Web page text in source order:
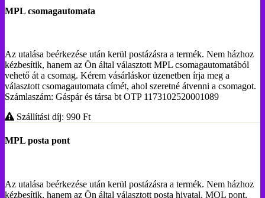
MPL csomagautomata
Az utalása beérkezése után kerül postázásra a termék. Nem házhoz
kézbesítik, hanem az Ön által választott MPL csomagautomatából
vehető át a csomag. Kérem vásárláskor üzenetben írja meg a
választott csomagautomata címét, ahol szeretné átvenni a csomagot.
Számlaszám: Gáspár és társa bt OTP 1173102520001089
Szállítási díj: 990 Ft
MPL posta pont
Az utalása beérkezése után kerül postázásra a termék. Nem házhoz
kézbesítik, hanem az Ön által választott posta hivatal, MOL pont,